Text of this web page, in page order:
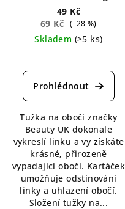
49 Kč
69 Kč (–28 %)
Skladem (>5 ks)
hodnocení
produktu
z
5
hvězdiček.
Tužka na obočí značky
Beauty UK dokonale
vykreslí linku a vy získáte
krásné, přirozeně
vypadající obočí. Kartáček
umožňuje odstínování
linky a uhlazení obočí.
Složení tužky na...